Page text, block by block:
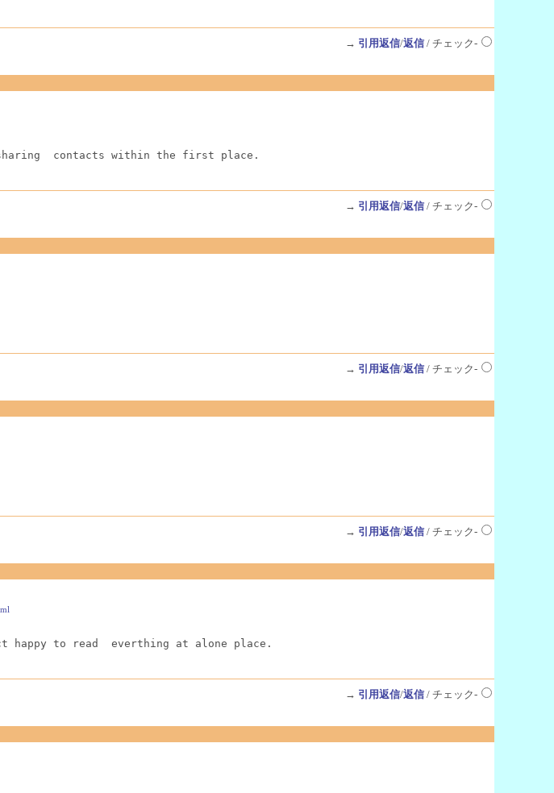
→ 引用返信/返信/ チェック-
contacts within the first place.
→ 引用返信/返信/ チェック-
→ 引用返信/返信/ チェック-
→ 引用返信/返信/ チェック-
to read  everthing at alone place.
→ 引用返信/返信/ チェック-